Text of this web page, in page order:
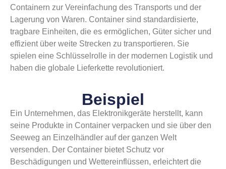
Containern zur Vereinfachung des Transports und der
Lagerung von Waren. Container sind standardisierte,
tragbare Einheiten, die es ermöglichen, Güter sicher und
effizient über weite Strecken zu transportieren. Sie
spielen eine Schlüsselrolle in der modernen Logistik und
haben die globale Lieferkette revolutioniert.
Beispiel
Ein Unternehmen, das Elektronikgeräte herstellt, kann
seine Produkte in Container verpacken und sie über den
Seeweg an Einzelhändler auf der ganzen Welt
versenden. Der Container bietet Schutz vor
Beschädigungen und Wettereinflüssen, erleichtert die